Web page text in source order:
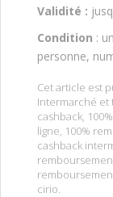
Validité :
Condition :
personne,
Cet article est
Intermarché et
cashback,
ligne, 100%
cashback
cirio.